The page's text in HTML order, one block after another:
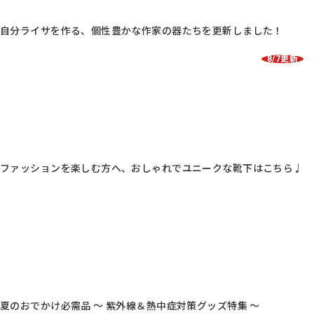
自分ライサを作る、個性豊かな作家の器たちを更新しました！
8/7更新
ファッションを楽しむ方へ、おしゃれでユニークな靴下はこちら♩
夏のおでかけ必需品 ～ 紫外線＆熱中症対策グッズ特集 ～